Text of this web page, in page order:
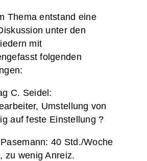
Thema entstand eine
unter den
mit
folgenden
C. Seidel:
Umstellung von
auf feste Einstellung ?
40 Std./Woche
zu wenig Anreiz.